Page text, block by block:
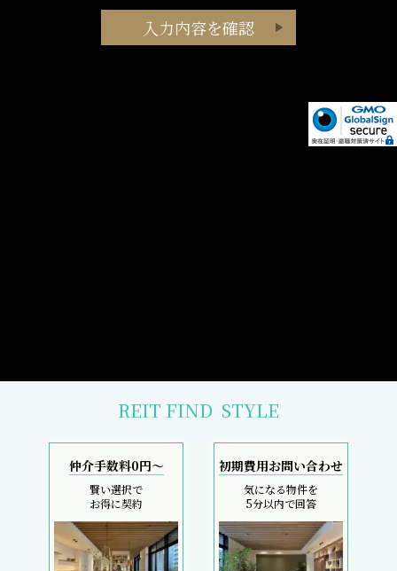
REIT FIND STYLE
仲介手数料0円～
賢い選択で
お得に契約
初期費用お問い合わせ
気になる物件を
5分以内で回答